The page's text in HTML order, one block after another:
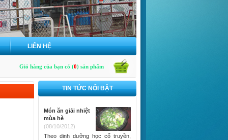
LIÊN HỆ
Giỏ hàng của bạn có (0) sản phẩm
TIN TỨC NỔI BẬT
Món ăn giải nhiệt
mùa hè
(08/10/2012)
Theo dinh dưỡng học cổ truyền,